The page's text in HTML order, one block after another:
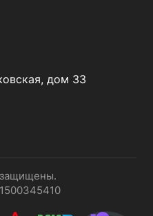
дом 33